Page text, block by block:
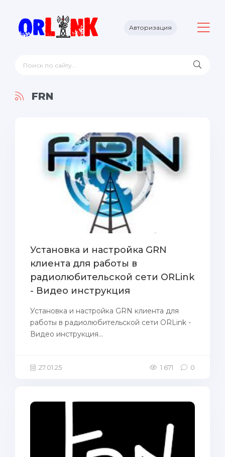
Авторизация
FRN
Установка и настройка GRN
клиента для работы в
радиолюбительской сети ORLink
- Видео инструкция
Установка и настройка GRN клиента для
работы в радиолюбительской сети ORLink -
Видео инструкция...
27.01.25 1 671 0